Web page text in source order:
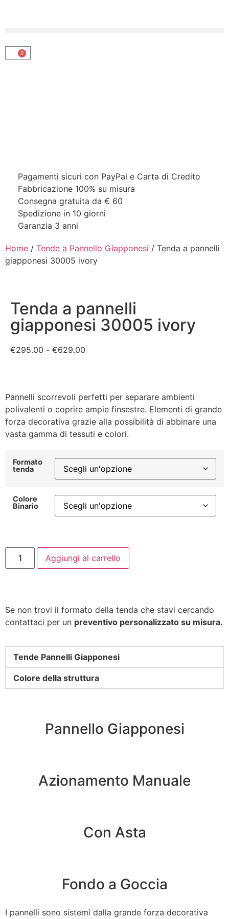
0
Pagamenti sicuri con PayPal e Carta di Credito​
Fabbricazione 100% su misura
Consegna gratuita da € 60
Spedizione in 10 giorni
Garanzia 3 anni
Home / Tende a Pannello Giapponesi / Tenda a pannelli
giapponesi 30005 ivory
Tenda a pannelli
giapponesi 30005 ivory
€295.00 - €629.00
Pannelli scorrevoli perfetti per separare ambienti
polivalenti o coprire ampie finsestre. Elementi di grande
forza decorativa grazie alla possibilità di abbinare una
vasta gamma di tessuti e colori.
Formato
tenda
Colore
Binario
Aggiungi al carrello
Se non trovi il formato della tenda che stavi cercando
contattaci per un preventivo personalizzato su misura.
Tende Pannelli Giapponesi
Colore della struttura
Pannello Giapponesi
Azionamento Manuale
Con Asta
Fondo a Goccia
I pannelli sono sistemi dalla grande forza decorativa